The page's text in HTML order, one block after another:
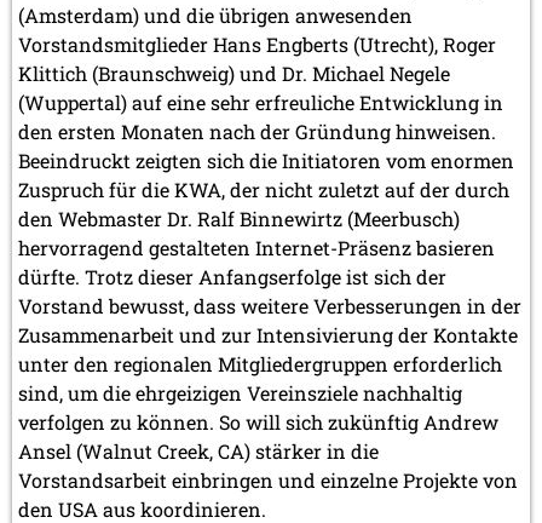
(Amsterdam) und die übrigen anwesenden
Vorstandsmitglieder Hans Engberts (Utrecht), Roger
Klittich (Braunschweig) und Dr. Michael Negele
(Wuppertal) auf eine sehr erfreuliche Entwicklung in
den ersten Monaten nach der Gründung hinweisen.
Beeindruckt zeigten sich die Initiatoren vom enormen
Zuspruch für die KWA, der nicht zuletzt auf der durch
den Webmaster Dr. Ralf Binnewirtz (Meerbusch)
hervorragend gestalteten Internet-Präsenz basieren
dürfte. Trotz dieser Anfangserfolge ist sich der
Vorstand bewusst, dass weitere Verbesserungen in der
Zusammenarbeit und zur Intensivierung der Kontakte
unter den regionalen Mitgliedergruppen erforderlich
sind, um die ehrgeizigen Vereinsziele nachhaltig
verfolgen zu können. So will sich zukünftig Andrew
Ansel (Walnut Creek, CA) stärker in die
Vorstandsarbeit einbringen und einzelne Projekte von
den USA aus koordinieren.